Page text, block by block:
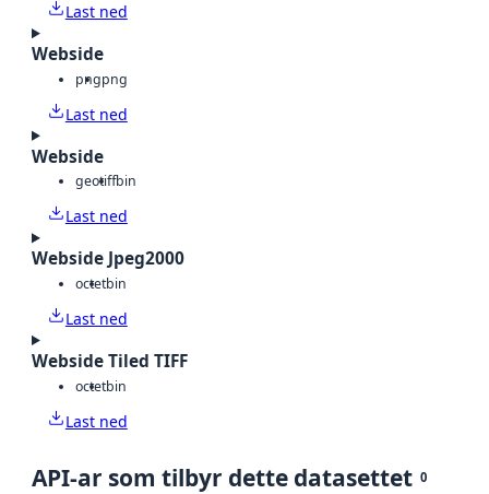
Last ned
Webside
pngpng
Last ned
Webside
geotiffbin
Last ned
Webside Jpeg2000
octetbin
Last ned
Webside Tiled TIFF
octetbin
Last ned
API-ar som tilbyr dette datasettet 0